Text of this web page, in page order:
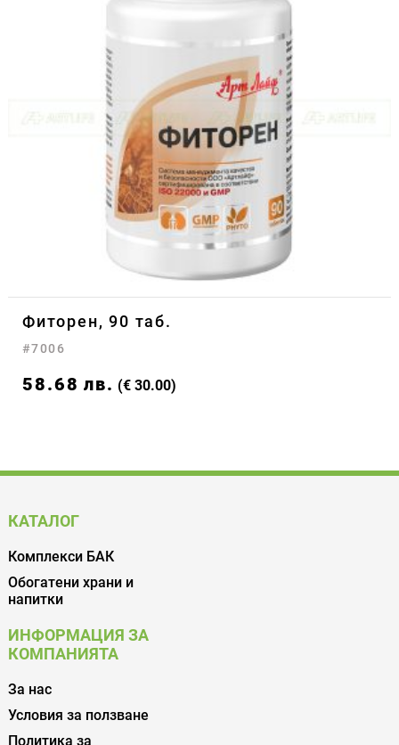
Фиторен, 90 таб.
#7006
58.68 лв. (€ 30.00)
КАТАЛОГ
Комплекси БАК
Обогатени храни и
напитки
ИНФОРМАЦИЯ ЗА
КОМПАНИЯТА
За нас
Условия за ползване
Политика за